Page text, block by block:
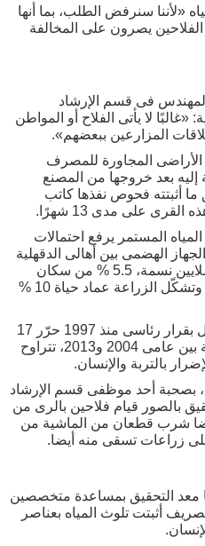
«لأننا سنرفض الطلب، بما أنها
يصرون على المخالفة
فى قسم الإرشاد
«غالبًا لا يأتى الفلاح أو المواطن
المزارعين ببعضهم».
الأراضى المجاورة للمصرف
إليه بعد خروجها من المصنع
أثبتته فحوص نفذها كاتب
على مدى 13 شهرًا.
المستمر يرفع احتمالات
الهضمى بين أهالى الدقهلية
المقدر عددهم بأكثر من خمسة ملايين نسمة، 5.5 % من سكان
مصر المقدر ب 90 مليون نسمة. وتشكّل الزراعة عماد حياة 10 %
جهاز شئون البيئة بالدقهلية العامل بقرار رئاسى منذ 1997 حرّر 17
مخالفة بيئة بحق المصانع مجتمعة بين عامى 2004 و2013، تتراوح
بالتربة والإنسان.
أحد موظفى قسم الإرشاد
بالصور قيام فلاحين بالرى من
شرب قطعان من الماشية من
زراعات تسقى منه أيضا.
عينة التقطها معد التحقيق بمساعدة متخصصين
أثبتت تلوث المياه بعناصر